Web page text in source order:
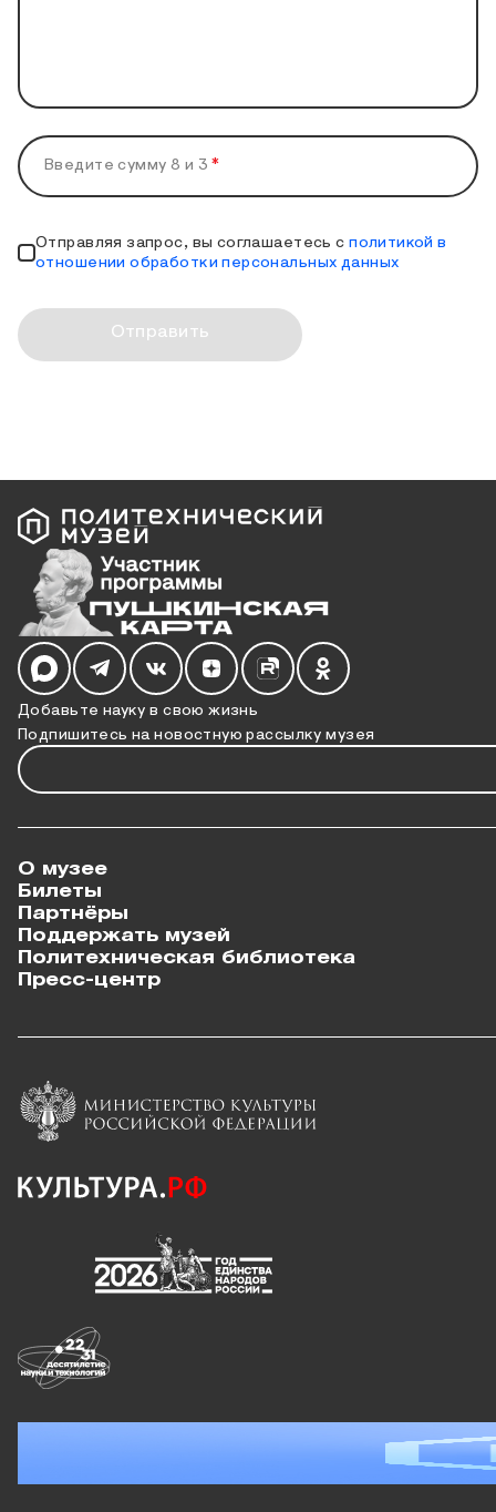
Введите сумму 8 и 3*
Отправляя запрос, вы соглашаетесь сполитикой в
отношении обработки персональных данных
Отправить
Добавьте науку в свою жизнь
Подпишитесь на новостную рассылку музея
Мы в социальных сетях
О музее
Билеты
Партнёры
Поддержать музей
Политехническая библиотека
Пресс-центр